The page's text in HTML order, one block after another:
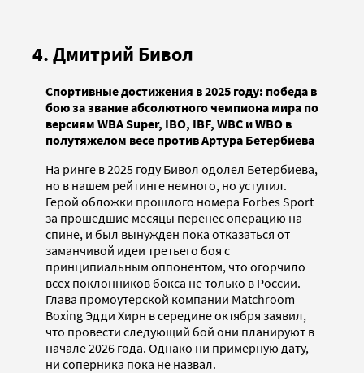
4. Дмитрий Бивол
Спортивные достижения в 2025 году: победа в
бою за звание абсолютного чемпиона мира по
версиям WBA Super, IBO, IBF, WBC и WBO в
полутяжелом весе против Артура Бетербиева
На ринге в 2025 году Бивол одолел Бетербиева,
но в нашем рейтинге немного, но уступил.
Герой обложки прошлого номера Forbes Sport
за прошедшие месяцы перенес операцию на
спине, и был вынужден пока отказаться от
заманчивой идеи третьего боя с
принципиальным оппонентом, что огорчило
всех поклонников бокса не только в России.
Глава промоутерской компании Matchroom
Boxing Эдди Хирн в середине октября заявил,
что провести следующий бой они планируют в
начале 2026 года. Однако ни примерную дату,
ни соперника пока не назвал.